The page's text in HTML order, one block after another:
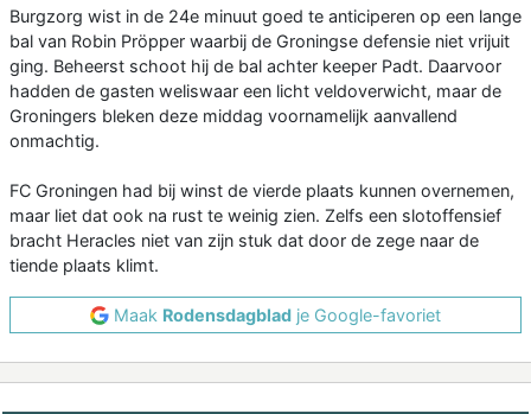
Burgzorg wist in de 24e minuut goed te anticiperen op een lange
bal van Robin Pröpper waarbij de Groningse defensie niet vrijuit
ging. Beheerst schoot hij de bal achter keeper Padt. Daarvoor
hadden de gasten weliswaar een licht veldoverwicht, maar de
Groningers bleken deze middag voornamelijk aanvallend
onmachtig.
FC Groningen had bij winst de vierde plaats kunnen overnemen,
maar liet dat ook na rust te weinig zien. Zelfs een slotoffensief
bracht Heracles niet van zijn stuk dat door de zege naar de
tiende plaats klimt.
Maak Rodensdagblad je Google-favoriet